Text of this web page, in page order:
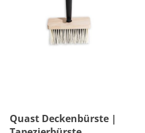
Quast Deckenbürste |